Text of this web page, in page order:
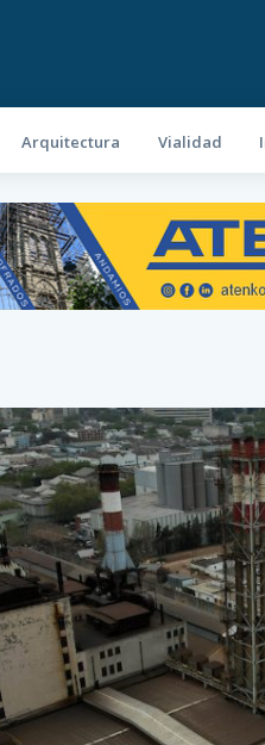
Arquitectura Vialidad